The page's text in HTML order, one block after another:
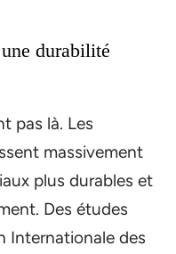
durabilité
pas là. Les
massivement
plus durables et
Des études
Internationale des